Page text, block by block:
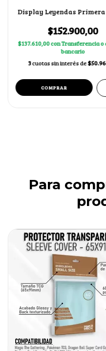
Display Leyendas Primera
$152.900,00
$137.610,00conTransferencia o
bancario
3cuotas sin interés de
Para